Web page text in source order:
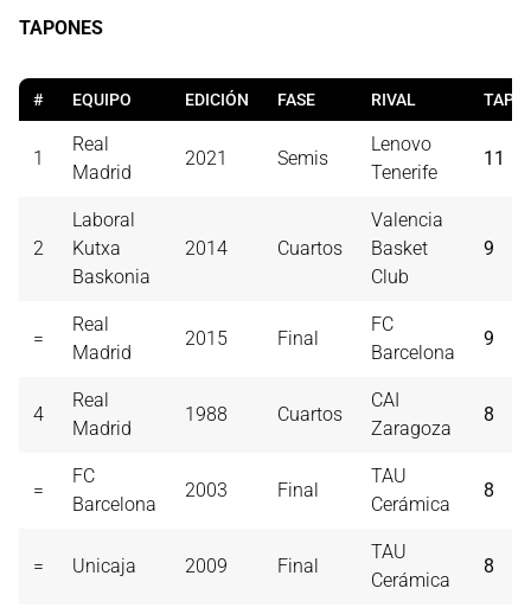
TAPONES
# EQUIPO EDICIÓN FASE RIVAL TAP
1
Real
Madrid
2021 Semis
Lenovo
Tenerife
11
2
Laboral
Kutxa
Baskonia
2014 Cuartos
Valencia
Basket
Club
9
=
Real
Madrid
2015 Final
FC
Barcelona
9
4
Real
Madrid
1988 Cuartos
CAI
Zaragoza
8
=
FC
Barcelona
2003 Final
TAU
Cerámica
8
= Unicaja 2009 Final
TAU
Cerámica
8